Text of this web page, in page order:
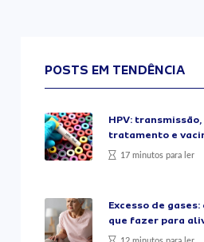
POSTS EM TENDÊNCIA
HPV:
tratamento e
17 minutos para ler
Excesso de
que fazer para